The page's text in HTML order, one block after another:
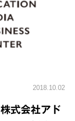
2018.10.02
式会社アド